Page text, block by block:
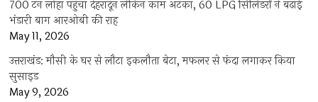
700 टन लोहा पहुंचा देहरादून लेकिन काम अटका, 60 LPG सिलिंडरों ने बढ़ाई
भंडारी बाग आरओबी की राह
May 11, 2026
उत्तराखंड: मौसी के घर से लौटा इकलौता बेटा, मफलर से फंदा लगाकर किया
सुसाइड
May 9, 2026